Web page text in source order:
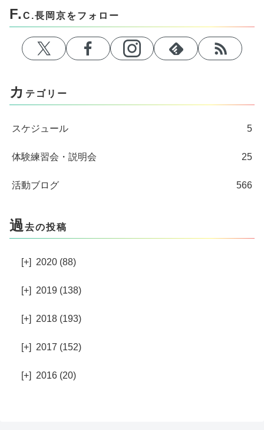
F. C.長岡京をフォロー
カ テゴリー
スケジュール 5
体験練習会・説明会 25
活動ブログ 566
過 去の投稿
[+] 2020 (88)
[+] 2019 (138)
[+] 2018 (193)
[+] 2017 (152)
[+] 2016 (20)